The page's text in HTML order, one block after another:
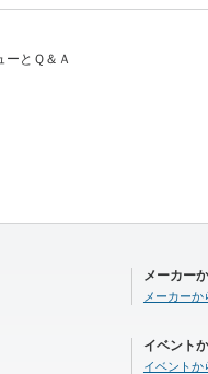
とＱ＆Ａ
メーカー
メーカーか
イベント
イベントか